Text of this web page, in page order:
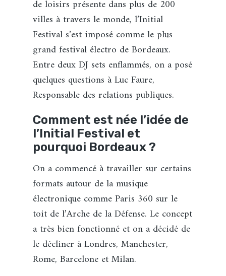
de loisirs présente dans plus de 200
villes à travers le monde, l’Initial
Festival s’est imposé comme le plus
grand festival électro de Bordeaux.
Entre deux DJ sets enflammés, on a posé
quelques questions à Luc Faure,
Responsable des relations publiques.
Comment est née l’idée de
l’Initial Festival et
pourquoi Bordeaux ?
On a commencé à travailler sur certains
formats autour de la musique
électronique comme Paris 360 sur le
toit de l’Arche de la Défense. Le concept
a très bien fonctionné et on a décidé de
le décliner à Londres, Manchester,
Rome, Barcelone et Milan.